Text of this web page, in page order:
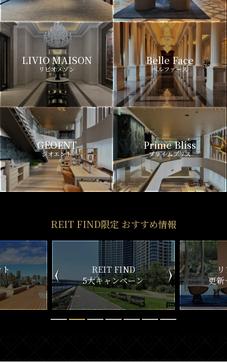
LIVIO MAISON
リビオメゾン
Belle Face
ベルファース
GEOENT
ジオエント
Prime Bliss
プライムブリス
REIT FIND限定 おすすめ情報
ン
リアルタイム
更新一覧チェック
新